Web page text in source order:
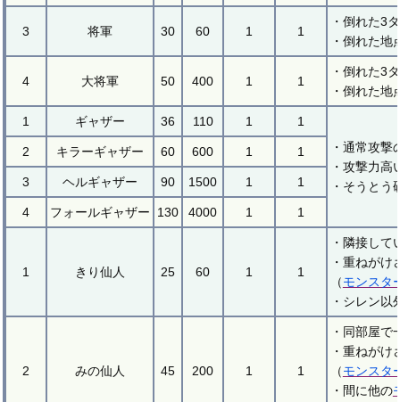
3 将軍 30 60 1 1
・倒れた3
・倒れた
4 大将軍 50 400 1 1
・倒れた3
・倒れた
1 ギャザー 36 110 1
1
・通常攻撃
・攻撃力
・そうと
2 キラーギャザー 60 600 1 1
3 ヘルギャザー 90 1500 1 1
4 フォールギャザー 130 4000 1 1
1 きり仙人 25 60 1 1
・隣接し
・重ねが
（モンスタ
・シレン
2 みの仙人 45 200 1 1
・同部屋
・重ねが
（モンスタ
・間に他の